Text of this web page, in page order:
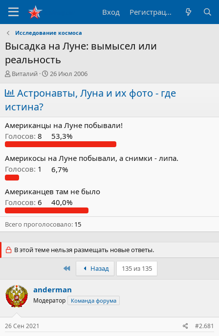
Вход Регистрация
Исследование космоса
Высадка на Луне: вымысел или
реальность
А
в
т
о
р
т
е
м
ы
Виталий
Д
а
т
а
а
ч
а
л
26 Июл 2006
Астронавты, Луна и их фото - где
истина?
Американцы на Луне побывали!
Голосов: 8 53,3%
Америкосы на Луне побывали, а снимки - липа.
Голосов: 1 6,7%
Американцев там не было
Голосов: 6 40,0%
Всего проголосовало 15
В этой теме нельзя размещать новые ответы.
ПервыйНазад 135 из 135
anderman
Модератор Команда форума
26 Сен 2021 #2.681